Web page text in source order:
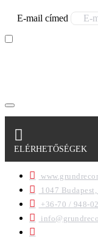
E-mail címed
ELÉRHETŐSÉGEK
1047
+36-70 / 948-